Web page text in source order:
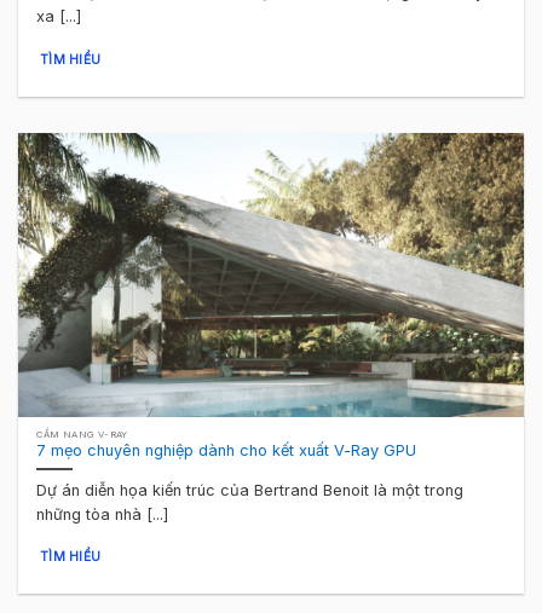
xa [...]
TÌM HIỂU
CẨM NANG V-RAY
7 mẹo chuyên nghiệp dành cho kết xuất V-Ray GPU
Dự án diễn họa kiến trúc của Bertrand Benoit là một trong
những tòa nhà [...]
TÌM HIỂU